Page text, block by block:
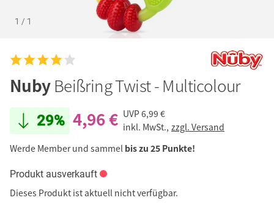
1 / 1
NubyBeißring Twist - Multicolour
29% 4,96 € UVP6,99 €
inkl. MwSt., zzgl. Versand
Werde Member und sammel bis zu 25 Punkte!
Produkt ausverkauft
Dieses Produkt ist aktuell nicht verfügbar.